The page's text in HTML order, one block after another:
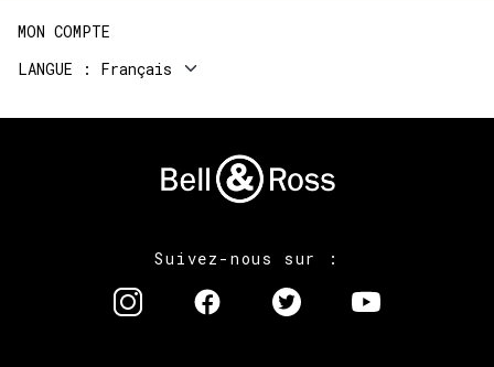
MON COMPTE
LANGUE
Français
Suivez-nous sur :